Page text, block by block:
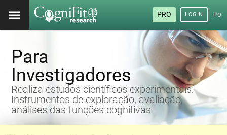
PRO LOGIN
Para
Investigadores
Realiza estudos científicos experimentais:
Instrumentos de exploração, avaliação,
análises das funções cognitivas